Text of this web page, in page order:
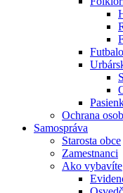
Ochrana
Samospráva
Starosta obce
Zamestnanci
Ako vybavíte